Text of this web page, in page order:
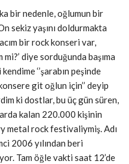
bir nedenle, oğlumun bir
sekiz yaşını doldurmakta
bir rock konseri var,
diye sorduğunda başıma
‘’şarabın peşinde
git oğlun için’’ deyip
ki dostlar, bu üç gün süren,
kalan 220.000 kişinin
metal rock festivaliymiş. Adı
2006 yılından beri
Tam öğle vakti saat 12’de